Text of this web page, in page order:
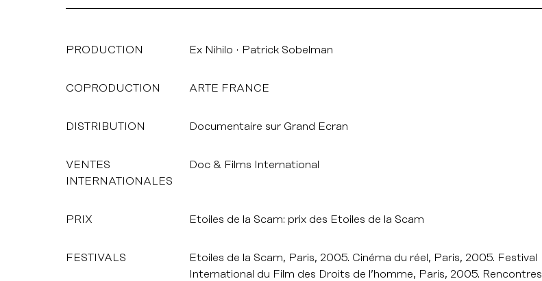
PRODUCTION Ex Nihilo Patrick Sobelman
COPRODUCTION ARTE FRANCE
DISTRIBUTION Documentaire sur Grand Ecran
VENTES
INTERNATIONALES
Doc & Films International
PRIX Etoiles de la Scam: prix des Etoiles de la Scam
FESTIVALS
Etoiles de la Scam, Paris, 2005. Cinéma du réel, Paris, 2005. Festival
International du Film des Droits de l’homme, Paris, 2005. Rencontres